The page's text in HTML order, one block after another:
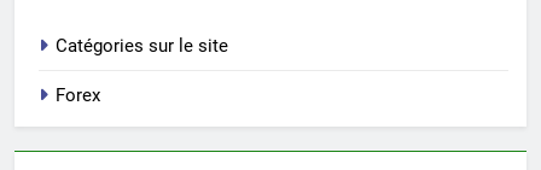
Catégories sur le site
Forex